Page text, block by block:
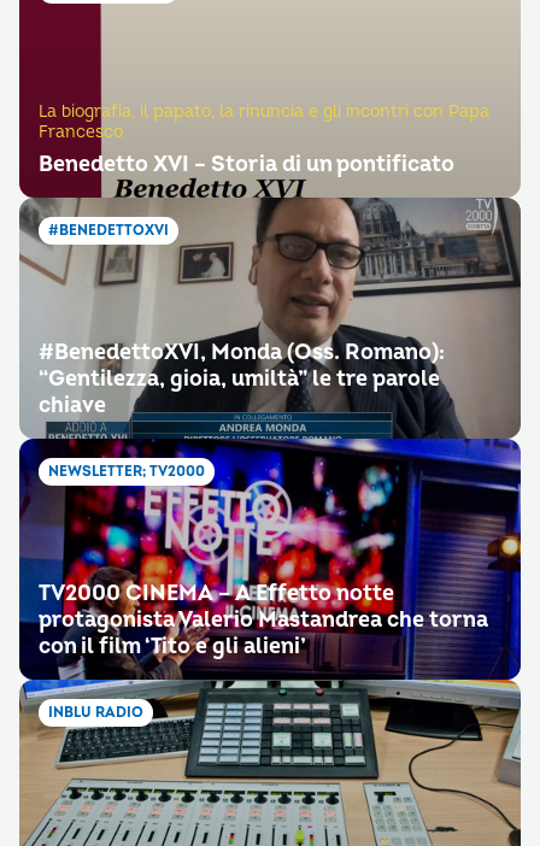
La biografia, il papato, la rinuncia e gli incontri con Papa
Francesco
Benedetto XVI – Storia di un pontificato
#BENEDETTOXVI
#BenedettoXVI, Monda (Oss. Romano):
“Gentilezza, gioia, umiltà” le tre parole
chiave
NEWSLETTER; TV2000
TV2000 CINEMA – A Effetto notte
protagonista Valerio Mastandrea che torna
con il film ‘Tito e gli alieni’
INBLU RADIO